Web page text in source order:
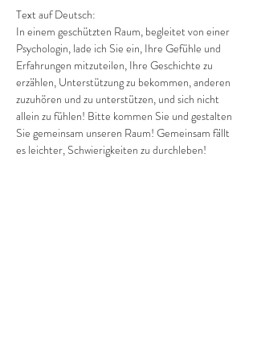
Text auf Deutsch:
In einem geschützten Raum, begleitet von einer
Psychologin, lade ich Sie ein, Ihre Gefühle und
Erfahrungen mitzuteilen, Ihre Geschichte zu
erzählen, Unterstützung zu bekommen, anderen
zuzuhören und zu unterstützen, und sich nicht
allein zu fühlen! Bitte kommen Sie und gestalten
Sie gemeinsam unseren Raum! Gemeinsam fällt
es leichter, Schwierigkeiten zu durchleben!